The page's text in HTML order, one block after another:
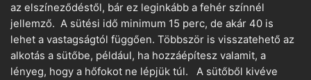
az elszíneződéstől, bár ez leginkább a fehér színnél
jellemző. A sütési idő minimum 15 perc, de akár 40 is
lehet a vastagságtól függően. Többször is visszatehető az
alkotás a sütőbe, például, ha hozzáépítesz valamit, a
lényeg, hogy a hőfokot ne lépjük túl. A sütőből kivéve